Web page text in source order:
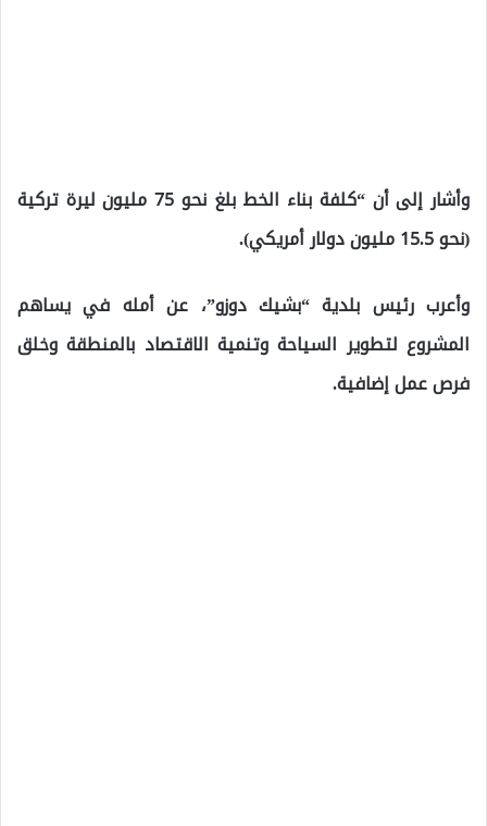
وأشار إلى أن “كلفة بناء الخط بلغ نحو 75 مليون ليرة تركية
(نحو 15.5 مليون دولار أمريكي).
وأعرب رئيس بلدية “بشيك دوزو”، عن أمله في يساهم
المشروع لتطوير السياحة وتنمية الاقتصاد بالمنطقة وخلق
فرص عمل إضافية.